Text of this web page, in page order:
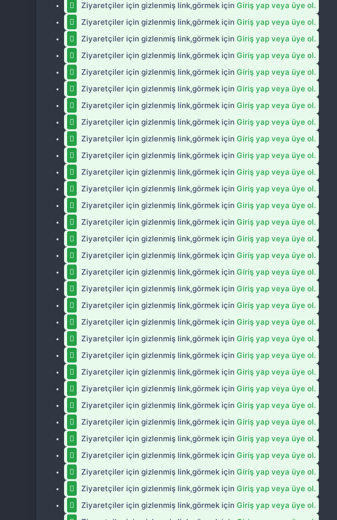
Ziyaretçiler için gizlenmiş link,görmek için Giriş yap veya üye ol.
Ziyaretçiler için gizlenmiş link,görmek için Giriş yap veya üye ol.
Ziyaretçiler için gizlenmiş link,görmek için Giriş yap veya üye ol.
Ziyaretçiler için gizlenmiş link,görmek için Giriş yap veya üye ol.
Ziyaretçiler için gizlenmiş link,görmek için Giriş yap veya üye ol.
Ziyaretçiler için gizlenmiş link,görmek için Giriş yap veya üye ol.
Ziyaretçiler için gizlenmiş link,görmek için Giriş yap veya üye ol.
Ziyaretçiler için gizlenmiş link,görmek için Giriş yap veya üye ol.
Ziyaretçiler için gizlenmiş link,görmek için Giriş yap veya üye ol.
Ziyaretçiler için gizlenmiş link,görmek için Giriş yap veya üye ol.
Ziyaretçiler için gizlenmiş link,görmek için Giriş yap veya üye ol.
Ziyaretçiler için gizlenmiş link,görmek için Giriş yap veya üye ol.
Ziyaretçiler için gizlenmiş link,görmek için Giriş yap veya üye ol.
Ziyaretçiler için gizlenmiş link,görmek için Giriş yap veya üye ol.
Ziyaretçiler için gizlenmiş link,görmek için Giriş yap veya üye ol.
Ziyaretçiler için gizlenmiş link,görmek için Giriş yap veya üye ol.
Ziyaretçiler için gizlenmiş link,görmek için Giriş yap veya üye ol.
Ziyaretçiler için gizlenmiş link,görmek için Giriş yap veya üye ol.
Ziyaretçiler için gizlenmiş link,görmek için Giriş yap veya üye ol.
Ziyaretçiler için gizlenmiş link,görmek için Giriş yap veya üye ol.
Ziyaretçiler için gizlenmiş link,görmek için Giriş yap veya üye ol.
Ziyaretçiler için gizlenmiş link,görmek için Giriş yap veya üye ol.
Ziyaretçiler için gizlenmiş link,görmek için Giriş yap veya üye ol.
Ziyaretçiler için gizlenmiş link,görmek için Giriş yap veya üye ol.
Ziyaretçiler için gizlenmiş link,görmek için Giriş yap veya üye ol.
Ziyaretçiler için gizlenmiş link,görmek için Giriş yap veya üye ol.
Ziyaretçiler için gizlenmiş link,görmek için Giriş yap veya üye ol.
Ziyaretçiler için gizlenmiş link,görmek için Giriş yap veya üye ol.
Ziyaretçiler için gizlenmiş link,görmek için Giriş yap veya üye ol.
Ziyaretçiler için gizlenmiş link,görmek için Giriş yap veya üye ol.
Ziyaretçiler için gizlenmiş link,görmek için Giriş yap veya üye ol.